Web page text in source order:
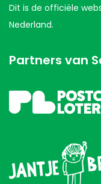
Dit is de officiële
Nederland.
Partners van